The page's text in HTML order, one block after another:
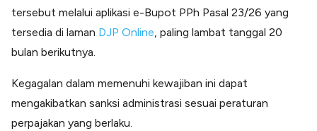
tersebut melalui aplikasi e-Bupot PPh Pasal 23/26 yang
tersedia di laman DJP Online, paling lambat tanggal 20
bulan berikutnya.
Kegagalan dalam memenuhi kewajiban ini dapat
mengakibatkan sanksi administrasi sesuai peraturan
perpajakan yang berlaku.